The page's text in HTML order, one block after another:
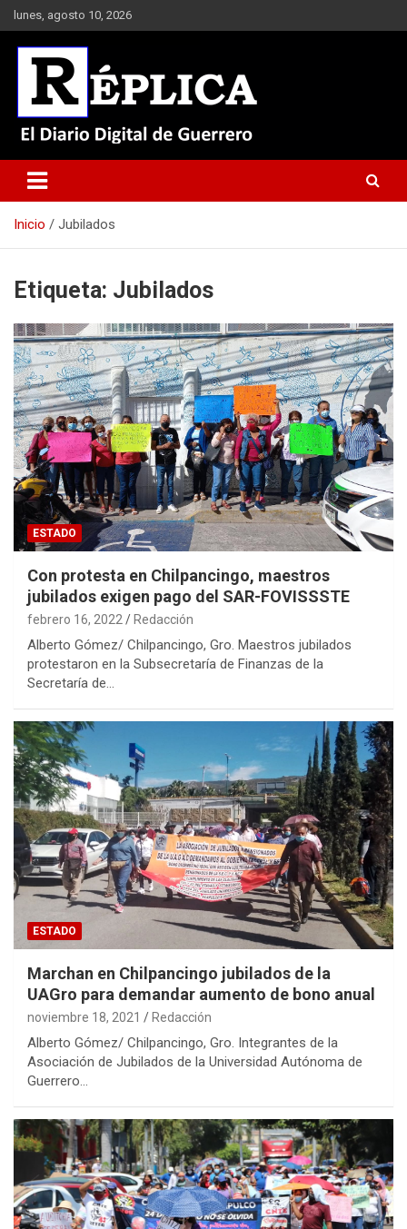
Saltar
al
contenido
lunes, agosto 10, 2026
Réplica
Inicio Jubilados
Etiqueta: Jubilados
ESTADO
Con protesta en Chilpancingo, maestros
jubilados exigen pago del SAR-FOVISSSTE
febrero 16, 2022 Redacción
Alberto Gómez/ Chilpancingo, Gro. Maestros jubilados
protestaron en la Subsecretaría de Finanzas de la
Secretaría de…
ESTADO
Marchan en Chilpancingo jubilados de la
UAGro para demandar aumento de bono anual
noviembre 18, 2021 Redacción
Alberto Gómez/ Chilpancingo, Gro. Integrantes de la
Asociación de Jubilados de la Universidad Autónoma de
Guerrero…